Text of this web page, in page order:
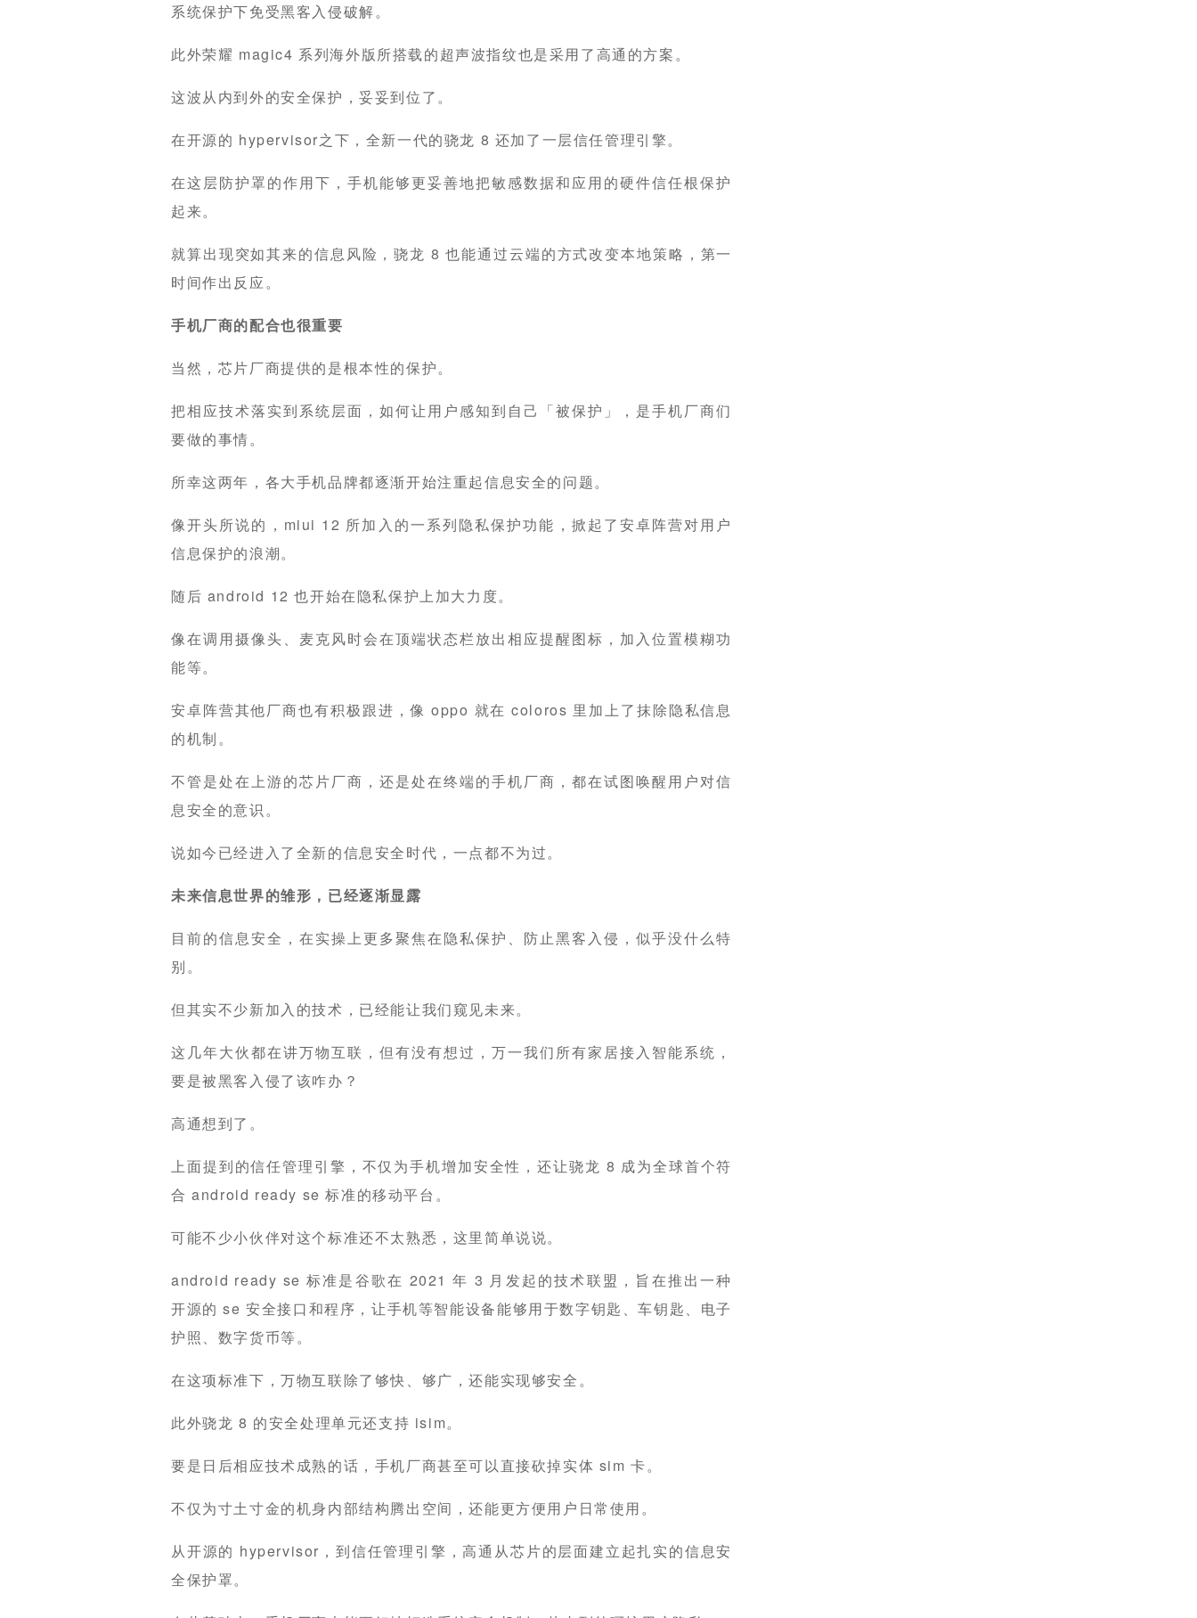
系统保护下免受黑客入侵破解。
此外荣耀 magic4 系列海外版所搭载的超声波指纹也是采用了高通的方案。
这波从内到外的安全保护，妥妥到位了。
在开源的 hypervisor之下，全新一代的骁龙 8 还加了一层信任管理引擎。
在这层防护罩的作用下，手机能够更妥善地把敏感数据和应用的硬件信任根保护
起来。
就算出现突如其来的信息风险，骁龙 8 也能通过云端的方式改变本地策略，第一
时间作出反应。
手机厂商的配合也很重要
当然，芯片厂商提供的是根本性的保护。
把相应技术落实到系统层面，如何让用户感知到自己「被保护」，是手机厂商们
要做的事情。
所幸这两年，各大手机品牌都逐渐开始注重起信息安全的问题。
像开头所说的，miui 12 所加入的一系列隐私保护功能，掀起了安卓阵营对用户
信息保护的浪潮。
随后 android 12 也开始在隐私保护上加大力度。
像在调用摄像头、麦克风时会在顶端状态栏放出相应提醒图标，加入位置模糊功
能等。
安卓阵营其他厂商也有积极跟进，像 oppo 就在 coloros 里加上了抹除隐私信息
的机制。
不管是处在上游的芯片厂商，还是处在终端的手机厂商，都在试图唤醒用户对信
息安全的意识。
说如今已经进入了全新的信息安全时代，一点都不为过。
未来信息世界的雏形，已经逐渐显露
目前的信息安全，在实操上更多聚焦在隐私保护、防止黑客入侵，似乎没什么特
别。
但其实不少新加入的技术，已经能让我们窥见未来。
这几年大伙都在讲万物互联，但有没有想过，万一我们所有家居接入智能系统，
要是被黑客入侵了该咋办？
高通想到了。
上面提到的信任管理引擎，不仅为手机增加安全性，还让骁龙 8 成为全球首个符
合 android ready se 标准的移动平台。
可能不少小伙伴对这个标准还不太熟悉，这里简单说说。
android ready se 标准是谷歌在 2021 年 3 月发起的技术联盟，旨在推出一种
开源的 se 安全接口和程序，让手机等智能设备能够用于数字钥匙、车钥匙、电子
护照、数字货币等。
在这项标准下，万物互联除了够快、够广，还能实现够安全。
此外骁龙 8 的安全处理单元还支持 isim。
要是日后相应技术成熟的话，手机厂商甚至可以直接砍掉实体 sim 卡。
不仅为寸土寸金的机身内部结构腾出空间，还能更方便用户日常使用。
从开源的 hypervisor，到信任管理引擎，高通从芯片的层面建立起扎实的信息安
全保护罩。